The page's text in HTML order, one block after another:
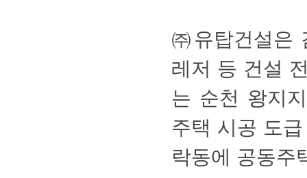
㈜유탑건설
레저등건설
는순천왕지
주택시공도
락동에공동